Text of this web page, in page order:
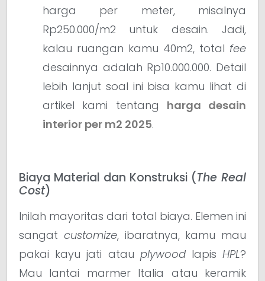
harga per meter, misalnya
Rp250.000/m2 untuk desain. Jadi,
kalau ruangan kamu 40m2, total fee
desainnya adalah Rp10.000.000. Detail
lebih lanjut soal ini bisa kamu lihat di
artikel kami tentang harga desain
interior per m2 2025.
Biaya Material dan Konstruksi (The Real
Cost)
Inilah mayoritas dari total biaya. Elemen ini
sangat customize, ibaratnya, kamu mau
pakai kayu jati atau plywoodlapisHPL?
Mau lantai marmer Italia atau keramik